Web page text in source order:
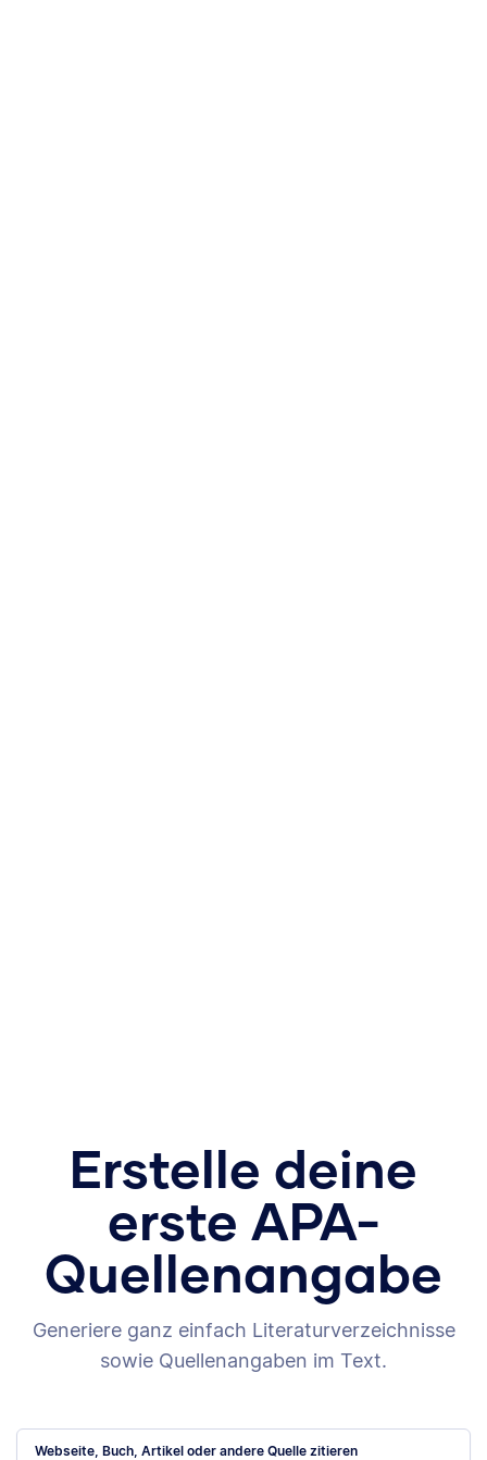
Erstelle deine
erste APA-
Quellenangabe
Generiere ganz einfach Literaturverzeichnisse
sowie Quellenangaben im Text.
Webseite, Buch, Artikel oder andere Quelle zitieren